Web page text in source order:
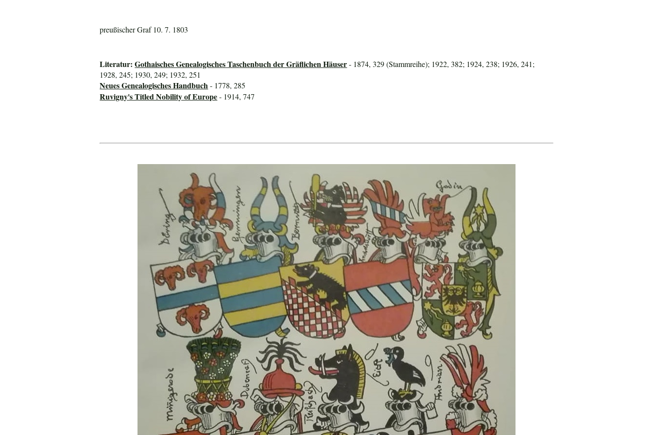
preußischer Graf 10. 7. 1803
Literatur:Gothaisches Genealogisches Taschenbuch der Gräflichen Häuser- 1874, 329 (Stammreihe); 1922, 382; 1924, 238; 1926, 241;
1928, 245; 1930, 249; 1932, 251
Neues Genealogisches Handbuch - 1778, 285
Ruvigny's Titled Nobility of Europe- 1914, 747